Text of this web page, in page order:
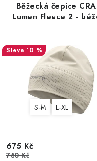
Běžecká čepice
Lumen Fleece 2 -
10 %
S-M L-XL
675 Kč
750 Kč